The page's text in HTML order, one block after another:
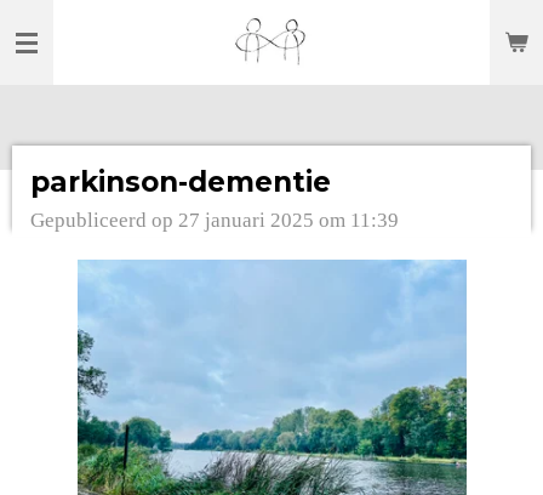
Ga
hoofdinhoud
parkinson-dementie
Gepubliceerd op 27 januari 2025 om 11:39